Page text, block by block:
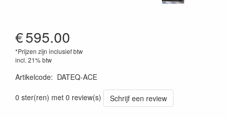
€595.00
*Prijzen zijn inclusief btw
incl. 21% btw
Artikelcode: DATEQ-ACE
0 ster(ren) met 0 review(s)
Schrijf een review